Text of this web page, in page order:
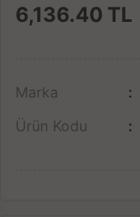
6,136.40 TL
Marka
Ürün Kodu